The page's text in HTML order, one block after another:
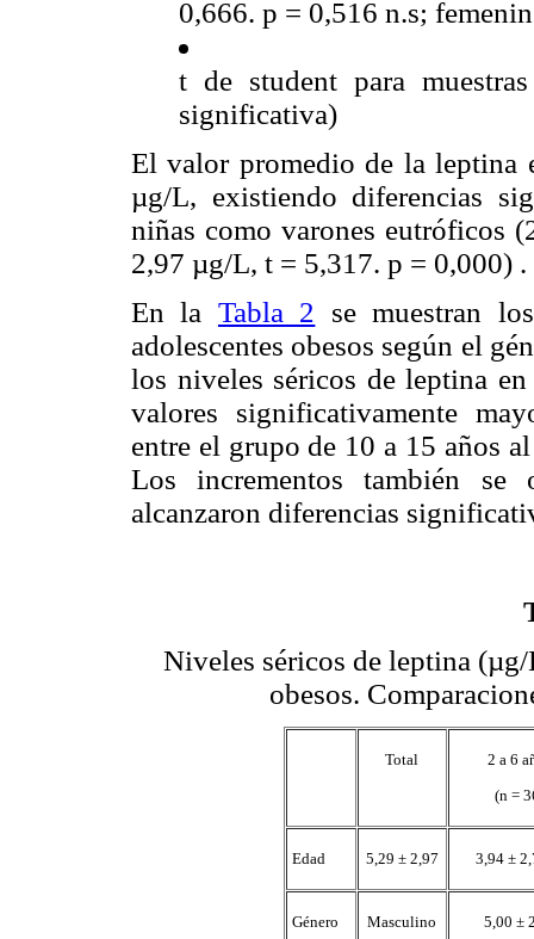
0,666. p = 0,516 n.s;
t de student para
significativa)
El valor promedio de la leptina
µg/L, existiendo diferencias
niñas como varones eutróficos
2,97 µg/L, t = 5,317. p = 0,000) .
En la Tabla 2 se muestran
adolescentes obesos según el
los niveles séricos de leptina
valores significativamente
entre el grupo de 10 a 15 años
Los incrementos también se
alcanzaron diferencias
Niveles séricos de leptina
obesos.
Total
2 a 6
(n =
Edad 5,29 ± 2,97 3,94 ±
Género Masculino 5,00 ±